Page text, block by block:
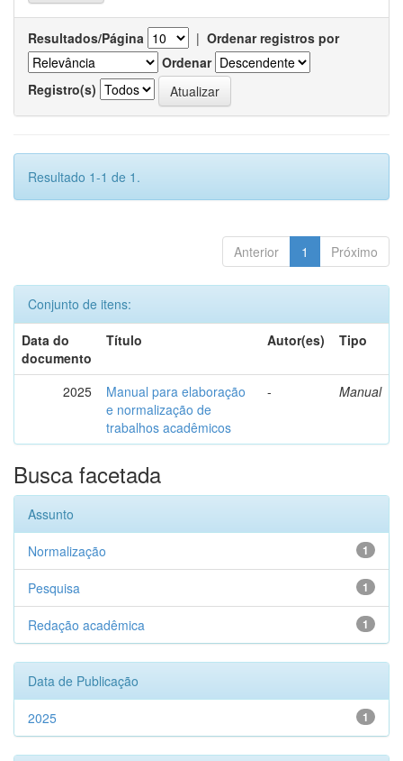
Resultados/Página | Ordenar registros por
Ordenar
Registro(s)
Resultado 1-1 de 1.
Anterior 1 Próximo
Conjunto de itens:
Data do
documento
Título Autor(es) Tipo
2025
Manual para elaboração
e normalização de
trabalhos acadêmicos
- Manual
Busca facetada
Assunto
1
Normalização
1
Pesquisa
1
Redação acadêmica
Data de Publicação
1
2025